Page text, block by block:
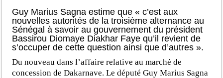
Guy Marius Sagna estime que « c’est aux
nouvelles autorités de la troisième alternance au
Sénégal à savoir au gouvernement du président
Bassirou Diomaye Diakhar Faye qu’il revient de
s’occuper de cette question ainsi que d’autres ».
Du nouveau dans l’affaire relative au marché de
concession de Dakarnave. Le député Guy Marius Sagna